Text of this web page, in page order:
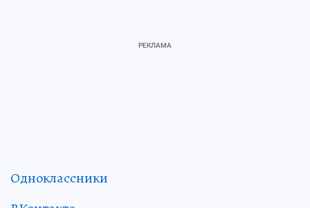
Одноклассники